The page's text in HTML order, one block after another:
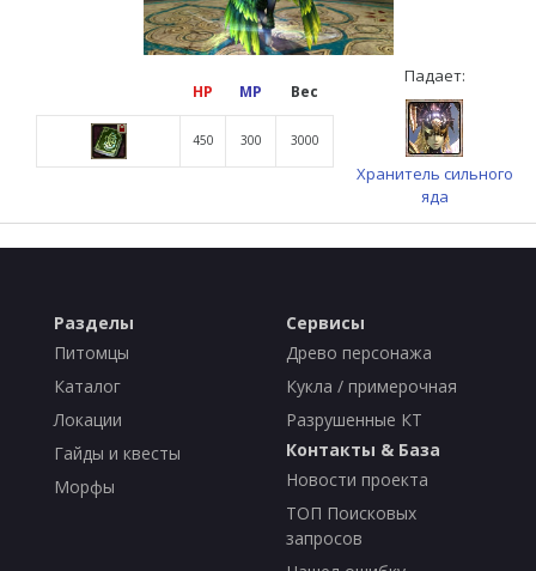
HP MP Вес
450 300 3000
Падает:
Хранитель сильного
яда
Разделы
Питомцы
Каталог
Локации
Гайды и квесты
Морфы
Сервисы
Древо персонажа
Кукла / примерочная
Разрушенные КТ
Контакты & База
Новости проекта
ТОП Поисковых
запросов